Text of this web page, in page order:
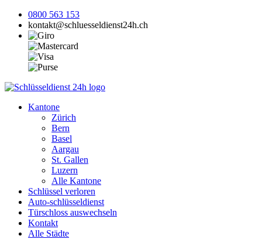
0800 563 153
kontakt@schluesseldienst24h.ch
Kantone
Zürich
Bern
Basel
Aargau
St. Gallen
Luzern
Alle Kantone
Schlüssel verloren
Auto-schlüsseldienst
Türschloss auswechseln
Kontakt
Alle Städte